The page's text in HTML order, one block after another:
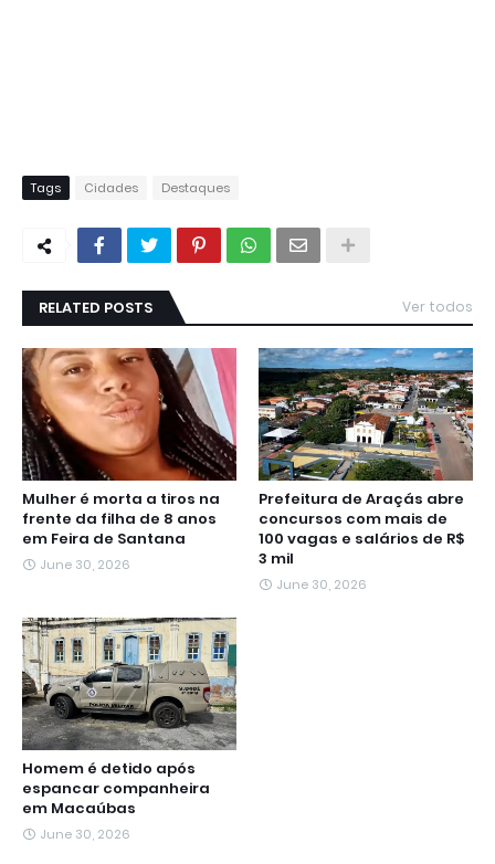
Tags Cidades Destaques
RELATED POSTS Ver todos
Mulher é morta a tiros na
frente da filha de 8 anos
em Feira de Santana
June 30, 2026
Prefeitura de Araçás abre
concursos com mais de
100 vagas e salários de R$
3 mil
June 30, 2026
Homem é detido após
espancar companheira
em Macaúbas
June 30, 2026